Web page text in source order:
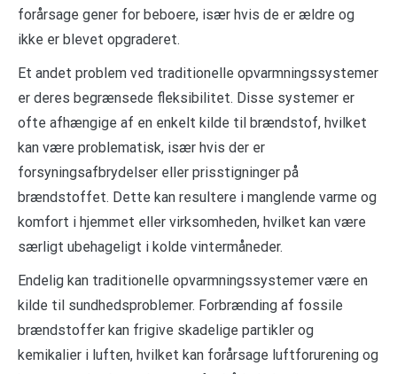
forårsage gener for beboere, især hvis de er ældre og
ikke er blevet opgraderet.
Et andet problem ved traditionelle opvarmningssystemer
er deres begrænsede fleksibilitet. Disse systemer er
ofte afhængige af en enkelt kilde til brændstof, hvilket
kan være problematisk, især hvis der er
forsyningsafbrydelser eller prisstigninger på
brændstoffet. Dette kan resultere i manglende varme og
komfort i hjemmet eller virksomheden, hvilket kan være
særligt ubehageligt i kolde vintermåneder.
Endelig kan traditionelle opvarmningssystemer være en
kilde til sundhedsproblemer. Forbrænding af fossile
brændstoffer kan frigive skadelige partikler og
kemikalier i luften, hvilket kan forårsage luftforurening og